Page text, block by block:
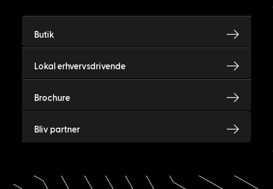
Butik
Lokal erhvervsdrivende
Brochure
Bliv partner